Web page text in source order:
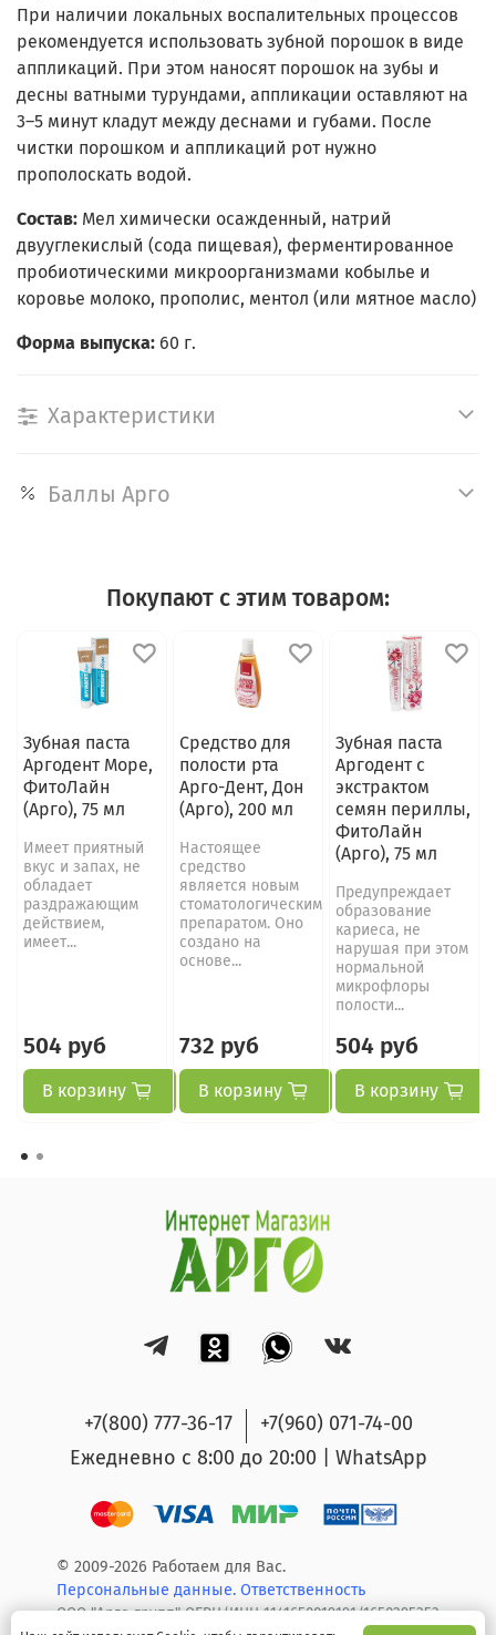
При наличии локальных воспалительных процессов
рекомендуется использовать зубной порошок в виде
аппликаций. При этом наносят порошок на зубы и
десны ватными турундами, аппликации оставляют на
3–5 минут кладут между деснами и губами. После
чистки порошком и аппликаций рот нужно
прополоскать водой.
Состав: Мел химически осажденный, натрий
двууглекислый (сода пищевая), ферментированное
пробиотическими микроорганизмами кобылье и
коровье молоко, прополис, ментол (или мятное масло)
Форма выпуска: 60 г.
Характеристики
Баллы Арго
Покупают с этим товаром:
Зубная паста
Аргодент Море,
ФитоЛайн
(Арго), 75 мл
Имеет приятный
вкус и запах, не
обладает
раздражающим
действием,
имеет...
504 руб
В корзину
Средство для
полости рта
Арго-Дент, Дон
(Арго), 200 мл
Настоящее
средство
является новым
стоматологическим
препаратом. Оно
создано на
основе...
732 руб
В корзину
Зубная паста
Аргодент с
экстрактом
семян периллы,
ФитоЛайн
(Арго), 75 мл
Предупреждает
образование
кариеса, не
нарушая при этом
нормальной
микрофлоры
полости...
504 руб
В корзину
+7(800) 777-36-17
+7(960) 071-74-00
Ежедневно с 8:00 до 20:00 | WhatsApp
© 2009-2026 Работаем для Вас.
Персональные данные. Ответственность
ООО "Арго групп" ОГРН/ИНН 1141650019191/1650295353